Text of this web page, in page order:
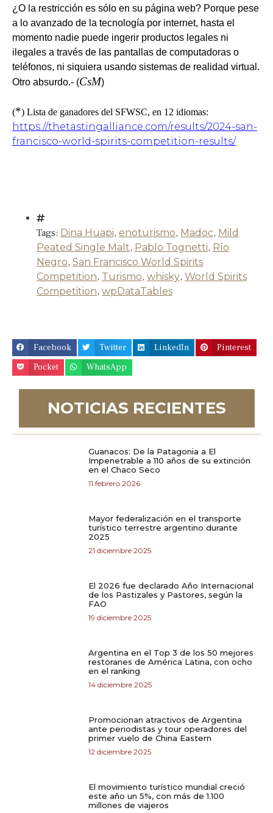
¿O la restricción es sólo en su página web? Porque pese
a lo avanzado de la tecnología por internet, hasta el
momento nadie puede ingerir productos legales ni
ilegales a través de las pantallas de computadoras o
teléfonos, ni siquiera usando sistemas de realidad virtual.
Otro absurdo.- (CsM)
(*) Lista de ganadores del SFWSC, en 12 idiomas:
https://thetastingalliance.com/results/2024-san-
francisco-world-spirits-competition-results/
Tags: Dina Huapi, enoturismo, Madoc, Mild
Peated Single Malt, Pablo Tognetti, Río
Negro, San Francisco World Spirits
Competition, Turismo, whisky, World Spirits
Competition, wpDataTables
Facebook Twitter LinkedIn
Pinterest
Pocket
WhatsApp
NOTICIAS RECIENTES
Guanacos: De la Patagonia a El
Impenetrable a 110 años de su extinción
en el Chaco Seco
11 febrero 2026
Mayor federalización en el transporte
turístico terrestre argentino durante
2025
21 diciembre 2025
El 2026 fue declarado Año Internacional
de los Pastizales y Pastores, según la
FAO
19 diciembre 2025
Argentina en el Top 3 de los 50 mejores
restoranes de América Latina, con ocho
en el ranking
14 diciembre 2025
Promocionan atractivos de Argentina
ante periodistas y tour operadores del
primer vuelo de China Eastern
12 diciembre 2025
El movimiento turístico mundial creció
este año un 5%, con más de 1.100
millones de viajeros